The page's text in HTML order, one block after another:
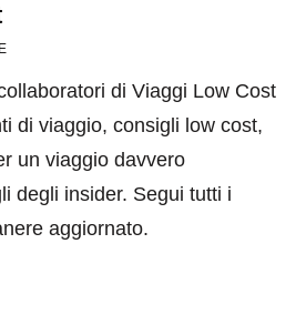
di Viaggi Low Cost
di viaggio, consigli low cost,
un viaggio davvero
degli insider. Segui tutti i
aggiornato.